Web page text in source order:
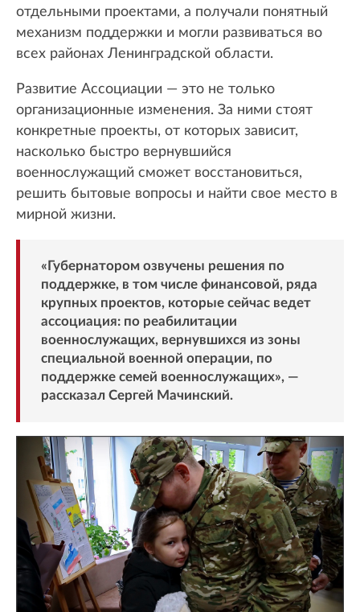
отдельными проектами, а получали понятный
механизм поддержки и могли развиваться во
всех районах Ленинградской области.
Развитие Ассоциации — это не только
организационные изменения. За ними стоят
конкретные проекты, от которых зависит,
насколько быстро вернувшийся
военнослужащий сможет восстановиться,
решить бытовые вопросы и найти свое место в
мирной жизни.
«Губернатором озвучены решения по
поддержке, в том числе финансовой, ряда
крупных проектов, которые сейчас ведет
ассоциация: по реабилитации
военнослужащих, вернувшихся из зоны
специальной военной операции, по
поддержке семей военнослужащих», —
рассказал Сергей Мачинский.